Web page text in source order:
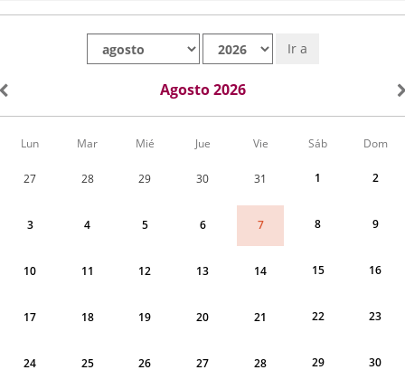
Ir a
Agosto 2026
Calendario
correspondiente
Lun Mar Mié Jue Vie Sáb Dom
27 28 29 30 31 1 2
3 4 5 6 7 8 9
10 11 12 13 14 15 16
17 18 19 20 21 22 23
24 25 26 27 28 29 30